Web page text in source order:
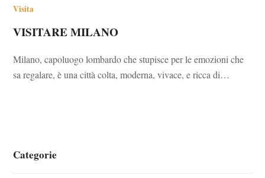
Visita
VISITARE MILANO
Milano, capoluogo lombardo che stupisce per le emozioni che
sa regalare, è una città colta, moderna, vivace, e ricca di…
Categorie